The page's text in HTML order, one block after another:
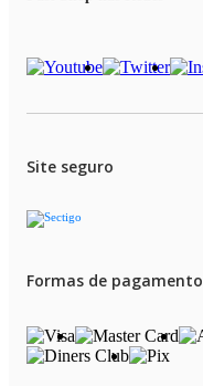
Site seguro
Formas de pagamento